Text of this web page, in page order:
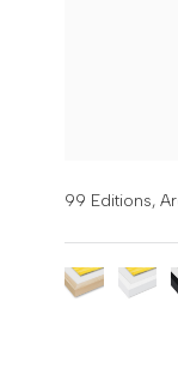
99 Editions,